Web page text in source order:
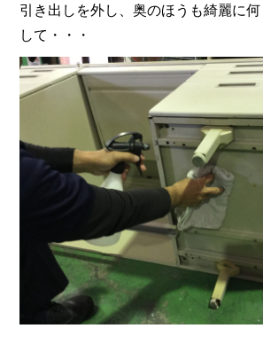
引き出しを外し、奥のほうも綺麗に
して・・・